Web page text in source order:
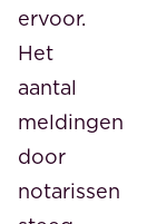
ervoor.
Het
aantal
meldingen
door
notarissen